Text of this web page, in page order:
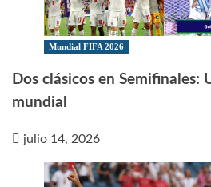
Mundial FIFA 2026
Dos clásicos en
mundial
julio 14, 2026